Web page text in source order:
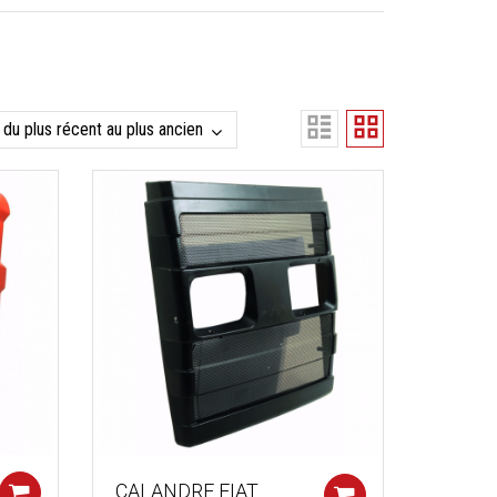
CALANDRE FIAT